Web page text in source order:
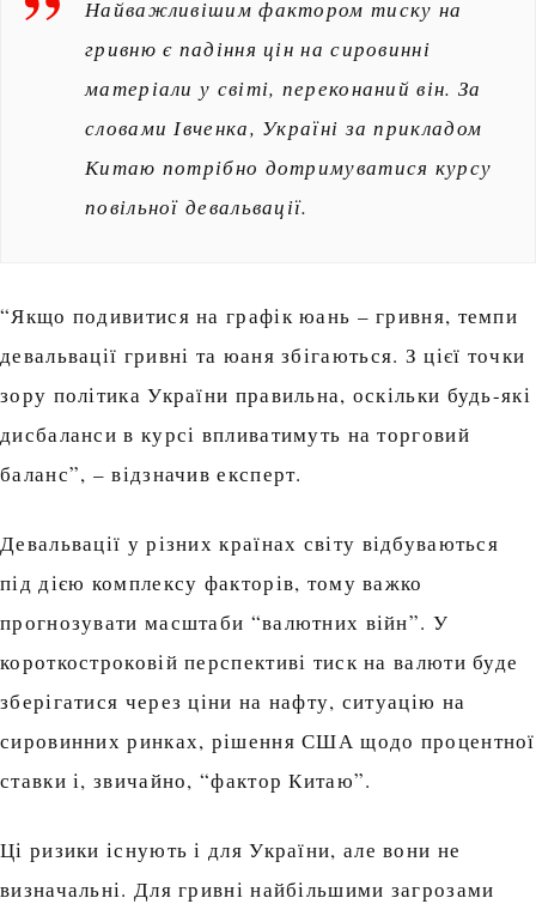
Найважливішим фактором тиску на
гривню є падіння цін на сировинні
матеріали у світі, переконаний він. За
словами Івченка, Україні за прикладом
Китаю потрібно дотримуватися курсу
повільної девальвації.
“Якщо подивитися на графік юань – гривня, темпи
девальвації гривні та юаня збігаються. З цієї точки
зору політика України правильна, оскільки будь-які
дисбаланси в курсі впливатимуть на торговий
баланс”, – відзначив експерт.
Девальвації у різних країнах світу відбуваються
під дією комплексу факторів, тому важко
прогнозувати масштаби “валютних війн”. У
короткостроковій перспективі тиск на валюти буде
зберігатися через ціни на нафту, ситуацію на
сировинних ринках, рішення США щодо процентної
ставки і, звичайно, “фактор Китаю”.
Ці ризики існують і для України, але вони не
визначальні. Для гривні найбільшими загрозами